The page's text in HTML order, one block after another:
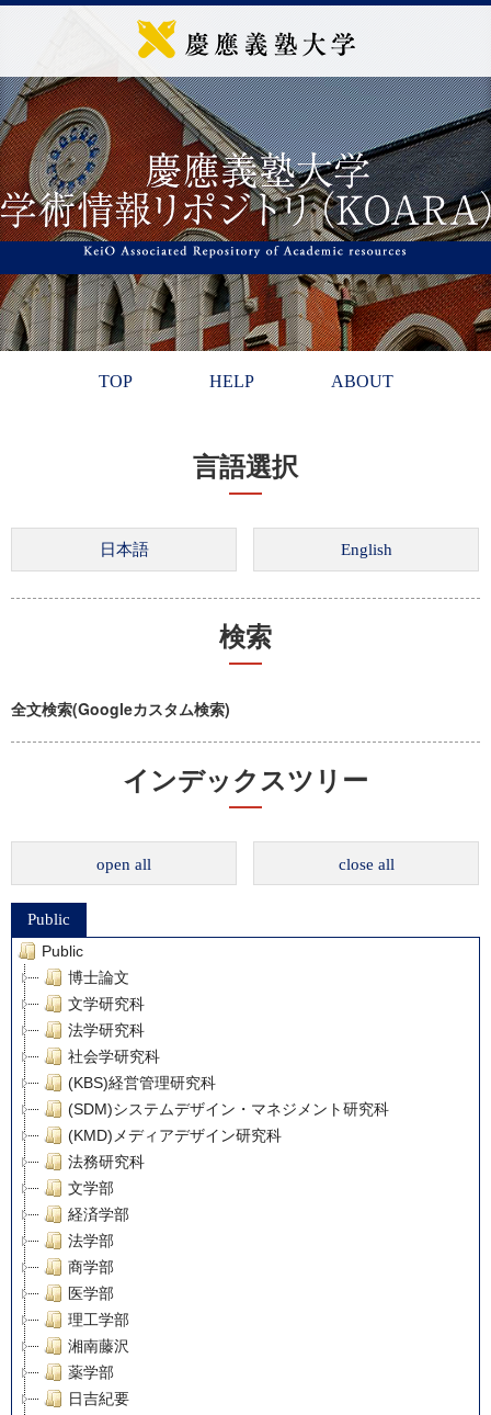
TOP HELP ABOUT
言語選択
検索
全文検索(Googleカスタム検索)
インデックスツリー
open all close all
Public
Public
博士論文
文学研究科
法学研究科
社会学研究科
(KBS)経営管理研究科
(SDM)システムデザイン・マネジメント研究科
(KMD)メディアデザイン研究科
法務研究科
文学部
経済学部
法学部
商学部
医学部
理工学部
湘南藤沢
薬学部
日吉紀要